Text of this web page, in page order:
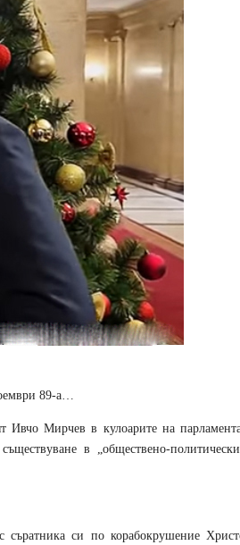
89-а…
Ивчо Мирчев в кулоарите на
в „обществено-
си по корабокрушение